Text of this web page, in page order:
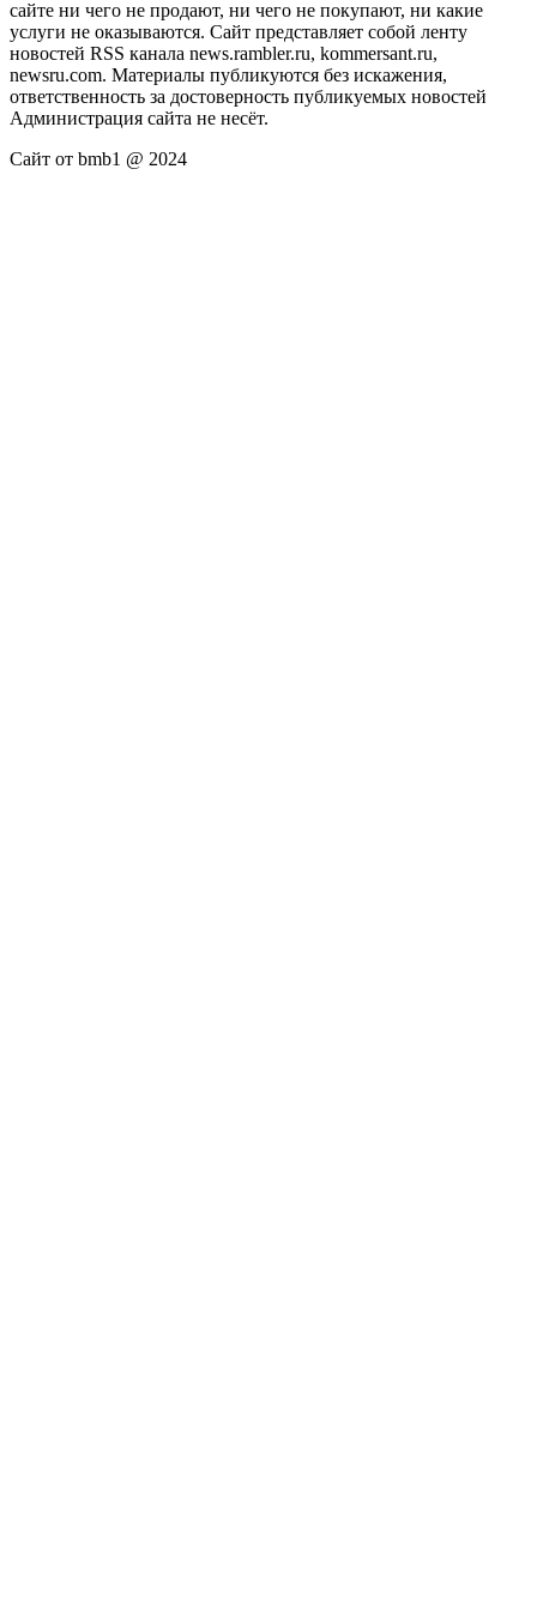
сайте ни чего не продают, ни чего не покупают, ни какие
услуги не оказываются. Сайт представляет собой ленту
новостей RSS канала news.rambler.ru, kommersant.ru,
newsru.com. Материалы публикуются без искажения,
ответственность за достоверность публикуемых новостей
Администрация сайта не несёт.
Сайт от bmb1 @ 2024